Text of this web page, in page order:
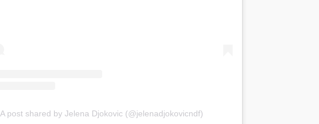
A post shared by Jelena Djokovic (@jelenadjokovicndf)